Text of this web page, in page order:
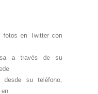
fotos en Twitter con
a través de su
su teléfono,